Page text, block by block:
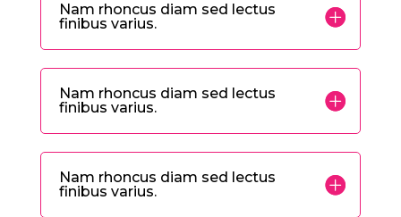
Nam rhoncus diam sed lectus
finibus varius.
Nam rhoncus diam sed lectus
finibus varius.
Nam rhoncus diam sed lectus
finibus varius.